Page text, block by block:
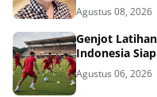
Agustus 08, 2026
Genjot
Indonesia
Agustus 06, 2026